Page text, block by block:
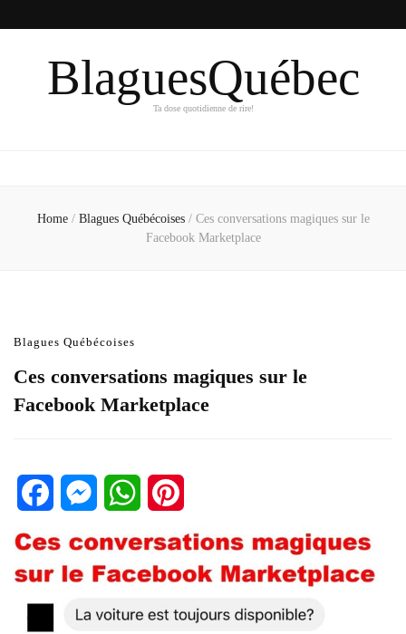
BlaguesQuébec
Ta dose quotidienne de rire!
Home / Blagues Québécoises / Ces conversations magiques sur le
Facebook Marketplace
Blagues Québécoises
Ces conversations magiques sur le
Facebook Marketplace